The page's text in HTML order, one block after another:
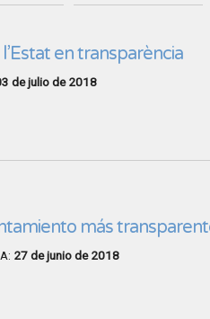
en transparència
de julio de 2018
más
27 de junio de 2018